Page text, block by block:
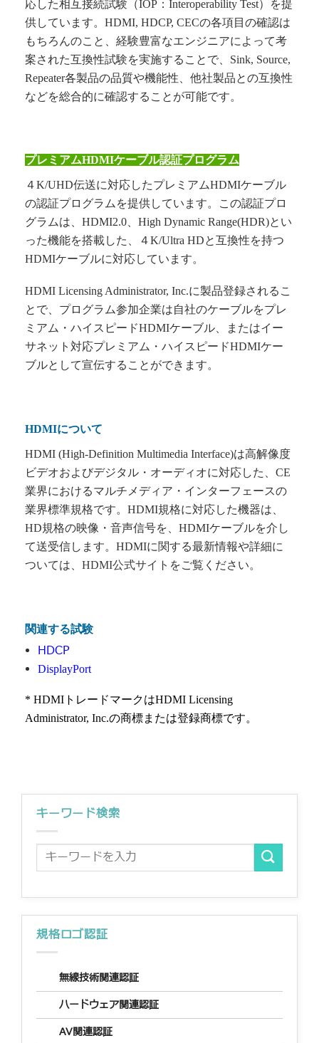
応した相互接続試験（IOP：Interoperability Test）を提
供しています。HDMI, HDCP, CECの各項目の確認は
もちろんのこと、経験豊富なエンジニアによって考
案された互換性試験を実施することで、Sink, Source,
Repeater各製品の品質や機能性、他社製品との互換性
などを総合的に確認することが可能です。
プレミアムHDMIケーブル認証プログラム
４K/UHD伝送に対応したプレミアムHDMIケーブル
の認証プログラムを提供しています。この認証プロ
グラムは、HDMI2.0、High Dynamic Range(HDR)とい
った機能を搭載した、４K/Ultra HDと互換性を持つ
HDMIケーブルに対応しています。
HDMI Licensing Administrator, Inc.に製品登録されるこ
とで、プログラム参加企業は自社のケーブルをプレ
ミアム・ハイスピードHDMIケーブル、またはイー
サネット対応プレミアム・ハイスピードHDMIケー
ブルとして宣伝することができます。
HDMIについて
HDMI (High-Definition Multimedia Interface)は高解像度
ビデオおよびデジタル・オーディオに対応した、CE
業界におけるマルチメディア・ インターフェースの
業界標準規格です。 HDMI規格に対応した機器は、
HD規格の映像・音声信号を、HDMIケーブルを介し
て送受信します。HDMIに関する最新情報や詳細に
ついては、 HDMI公式サイト をご覧ください。
関連する試験
HDCP
DisplayPort
* HDMI トレードマークはHDMI Licensing
Administrator, Inc.の商標または登録商標です。
キーワード検索
規格ロゴ認証
無線技術関連認証
ハードウェア関連認証
AV関連認証